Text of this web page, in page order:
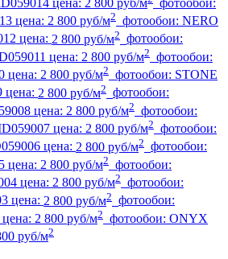
цена: 2 800 руб/м
фотообои:
цена: 2 800 руб/м2 фотообои: NERO
цена: 2 800 руб/м2 фотообои:
цена: 2 800 руб/м2 фотообои:
цена: 2 800 руб/м2 фотообои: STONE
цена: 2 800 руб/м2 фотообои:
цена: 2 800 руб/м2 фотообои:
цена: 2 800 руб/м2 фотообои:
цена: 2 800 руб/м2 фотообои:
цена: 2 800 руб/м2 фотообои:
цена: 2 800 руб/м2 фотообои:
цена: 2 800 руб/м2 фотообои:
цена: 2 800 руб/м2 фотообои: ONYX
руб/м2